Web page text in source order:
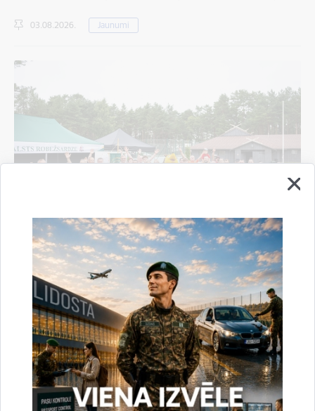
03.08.2026. Jaunumi
Valsts robežsardze aizvada XXII Sporta sezonas
noslēguma sacensības
04.08.2026.